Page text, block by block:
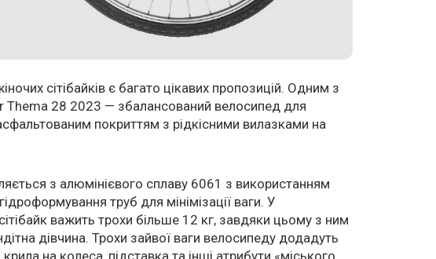
сітібайків є багато цікавих пропозицій. Одним з
Thema 28 2023 — збалансований велосипед для
покриттям з рідкісними вилазками на
з алюмінієвого сплаву 6061 з використанням
труб для мінімізації ваги. У
важить трохи більше 12 кг, завдяки цьому з ним
дівчина. Трохи зайвої ваги велосипеду додадуть